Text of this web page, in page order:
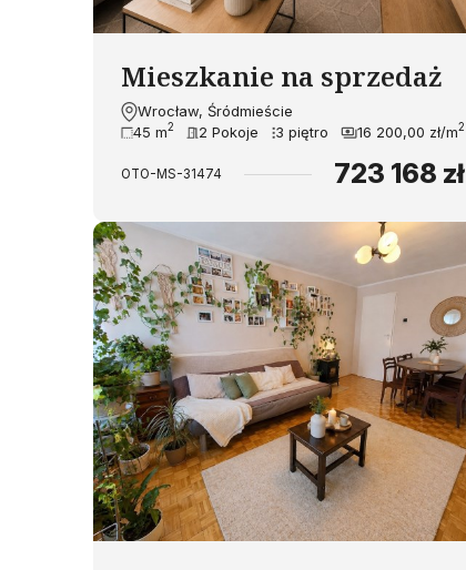
Mieszkanie na sprzedaż
Wrocław, Śródmieście
45 m2 2 Pokoje 3 piętro 16 200,00 zł/m2
OTO-MS-31474 723 168 zł